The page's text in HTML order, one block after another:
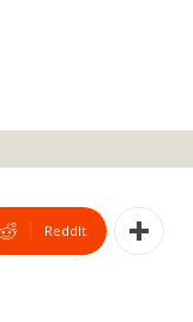
ReddIt